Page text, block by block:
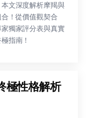
文深度解析摩羯與
！從價值觀契合
獨家評分表與真實
指南！
極性格解析